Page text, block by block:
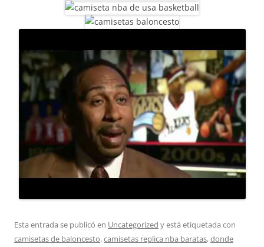
Esta entrada se publicó en Uncategorized y está etiquetada con
camisetas de baloncesto,camisetas replica nba baratas,donde